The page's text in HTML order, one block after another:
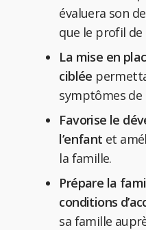
évaluera son
que le profil de
La mise en
ciblée
symptômes de
Favorise le
l’enfant et
la famille.
Prépare la
conditions
sa famille